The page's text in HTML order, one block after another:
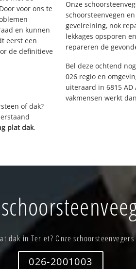
voor ons te
en kunnen
eerst een
de definitieve
of dak?
plat dak.
Onze
schoorsteenvegen
gevelreining, nok
lekkages opsporen
repareren de
Bel deze ochtend
026 regio en
uiteraard in 6815 AD
vakmensen werkt
dak in Terlet? Onze
026-2001003